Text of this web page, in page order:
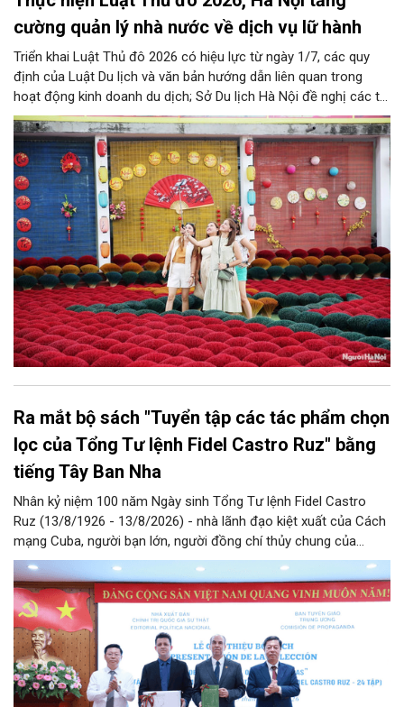
cường quản lý nhà nước về dịch vụ lữ hành
Triển khai Luật Thủ đô 2026 có hiệu lực từ ngày 1/7, các quy
định của Luật Du lịch và văn bản hướng dẫn liên quan trong
hoạt động kinh doanh du dịch; Sở Du lịch Hà Nội đề nghị các tổ
chức, đơn vị, doanh nghiệp kinh doanh dịch vụ lữ hành trên địa
bàn thành phố thực hiện một số nội dung quan trọng. Qua đó
góp phần thực hiện thắng lợi các mục tiêu phát triển du lịch Hà
Nội năm 2026 và giai đoạn tiếp theo.
Ra mắt bộ sách "Tuyển tập các tác phẩm chọn
lọc của Tổng Tư lệnh Fidel Castro Ruz" bằng
tiếng Tây Ban Nha
Nhân kỷ niệm 100 năm Ngày sinh Tổng Tư lệnh Fidel Castro
Ruz (13/8/1926 - 13/8/2026) - nhà lãnh đạo kiệt xuất của Cách
mạng Cuba, người bạn lớn, người đồng chí thủy chung của
Đảng, Nhà nước và nhân dân Việt Nam, chiều 5/8, tại Hà Nội,
Nhà xuất bản Chính trị quốc gia Sự thật phối hợp với Ban Tuyên
giáo Trung ương tổ chức Lễ giới thiệu bộ sách “Tuyển tập các
tác phẩm chọn lọc của Tổng Tư lệnh Fidel Castro Ruz” gồm 24
tập bằng tiếng Tây Ban Nha.